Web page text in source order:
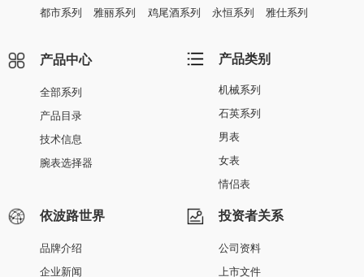
都市系列 雅丽系列 鸡尾酒系列 永恒系列 雅仕系列
产品中心
全部系列
产品目录
技术信息
腕表选择器
产品类别
机械系列
石英系列
男表
女表
情侣表
依波路世界
品牌介绍
企业新闻
投资者关系
公司资料
上市文件